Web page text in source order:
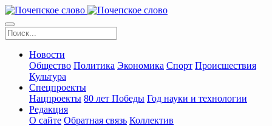
Новости
Общество Политика Экономика Спорт Происшествия
Культура
Спецпроекты
Нацпроекты 80 лет Победы Год науки и технологии
Редакция
О сайте Обратная связь Коллектив